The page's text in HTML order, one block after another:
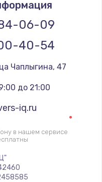
06-09
40-54
Чаплыгина, 47
до 21:00
iq.ru
в нашем сервисе